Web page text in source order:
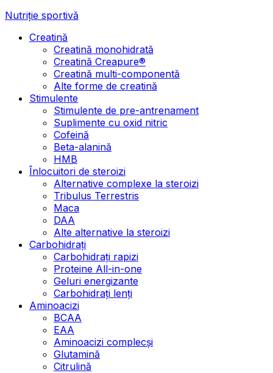
Nutriție sportivă
Creatină
Creatină monohidrată
Creatină Creapure®
Creatină multi-componentă
Alte forme de creatină
Stimulente
Stimulente de pre-antrenament
Suplimente cu oxid nitric
Cofeină
Beta-alanină
HMB
Înlocuitori de steroizi
Alternative complexe la steroizi
Tribulus Terrestris
Maca
DAA
Alte alternative la steroizi
Carbohidrați
Carbohidrați rapizi
Proteine All-in-one
Geluri energizante
Carbohidrați lenți
Aminoacizi
BCAA
EAA
Aminoacizi complecși
Glutamină
Citrulină